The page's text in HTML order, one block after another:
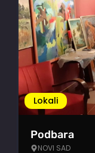
Lokali
Podbara
NOVI SAD